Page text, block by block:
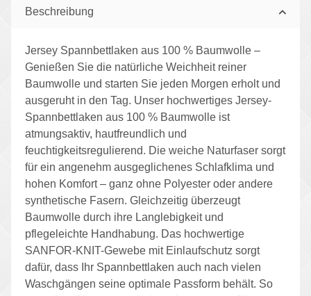
Beschreibung
Jersey Spannbettlaken aus 100 % Baumwolle –
Genießen Sie die natürliche Weichheit reiner
Baumwolle und starten Sie jeden Morgen erholt und
ausgeruht in den Tag. Unser hochwertiges Jersey-
Spannbettlaken aus 100 % Baumwolle ist
atmungsaktiv, hautfreundlich und
feuchtigkeitsregulierend. Die weiche Naturfaser sorgt
für ein angenehm ausgeglichenes Schlafklima und
hohen Komfort – ganz ohne Polyester oder andere
synthetische Fasern. Gleichzeitig überzeugt
Baumwolle durch ihre Langlebigkeit und
pflegeleichte Handhabung. Das hochwertige
SANFOR-KNIT-Gewebe mit Einlaufschutz sorgt
dafür, dass Ihr Spannbettlaken auch nach vielen
Waschgängen seine optimale Passform behält. So